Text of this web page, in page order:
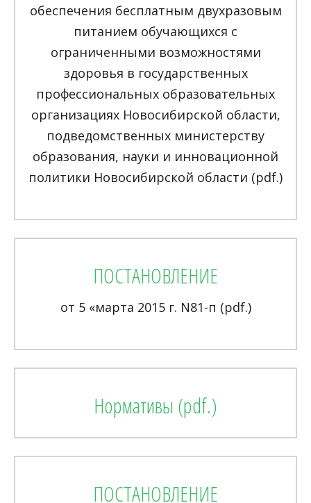
обеспечения бесплатным двухразовым
питанием обучающихся с
ограниченными возможностями
здоровья в государственных
профессиональных образовательных
организациях Новосибирской области,
подведомственных министерству
образования, науки и инновационной
политики Новосибирской области (pdf.)
ПОСТАНОВЛЕНИЕ
от 5 «марта 2015 г. N81-п (pdf.)
Нормативы (pdf.)
ПОСТАНОВЛЕНИЕ